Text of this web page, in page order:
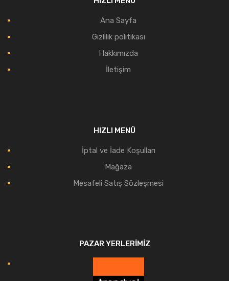
Ana Sayfa
Gizlilik politikası
Hakkımızda
İletişim
HIZLI MENÜ
İptal ve İade Koşulları
Mağaza
Mesafeli Satış Sözleşmesi
PAZAR YERLERIMIZ